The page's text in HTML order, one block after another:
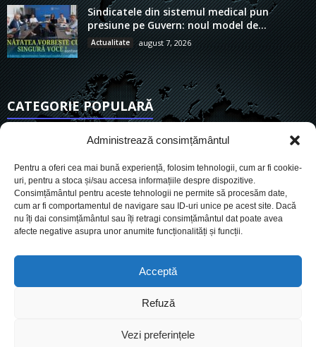
Administrează consimțământul
Pentru a oferi cea mai bună experiență, folosim tehnologii, cum ar fi cookie-
uri, pentru a stoca și/sau accesa informațiile despre dispozitive.
Consimțământul pentru aceste tehnologii ne permite să procesăm date,
cum ar fi comportamentul de navigare sau ID-uri unice pe acest site. Dacă
nu îți dai consimțământul sau îți retragi consimțământul dat poate avea
afecte negative asupra unor anumite funcționalități și funcții.
Acceptă
Refuză
Vezi preferințele
Sindicatele din sistemul medical pun
presiune pe Guvern: noul model de...
Actualitate august 7, 2026
CATEGORIE POPULARĂ
6911
Social
Politic
Economie
561
Despre Noi Termeni si conditii